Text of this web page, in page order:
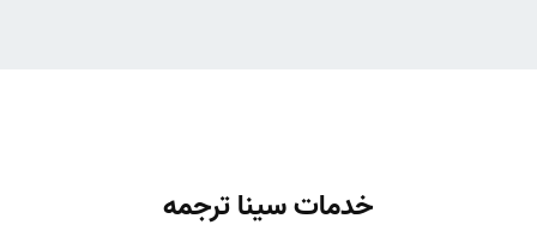
خدمات سینا ترجمه